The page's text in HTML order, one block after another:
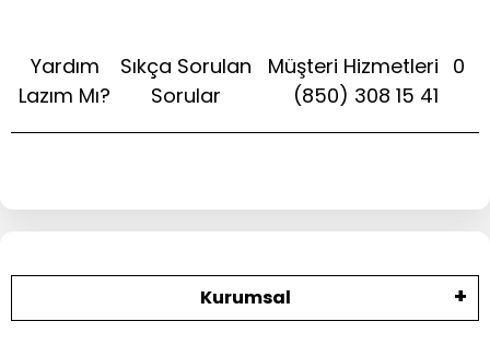
Yardım
Lazım Mı?
Sıkça Sorulan
Sorular
Müşteri Hizmetleri 0
(850) 308 15 41
Kurumsal